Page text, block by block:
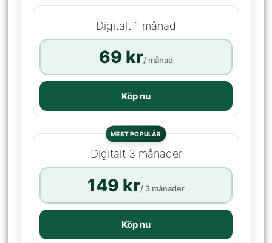
Digitalt 1 månad
69 kr/ månad
Köp nu
MEST POPULÄR
Digitalt 3 månader
149 kr/ 3 månader
Köp nu